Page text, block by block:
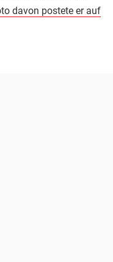
davon postete er auf